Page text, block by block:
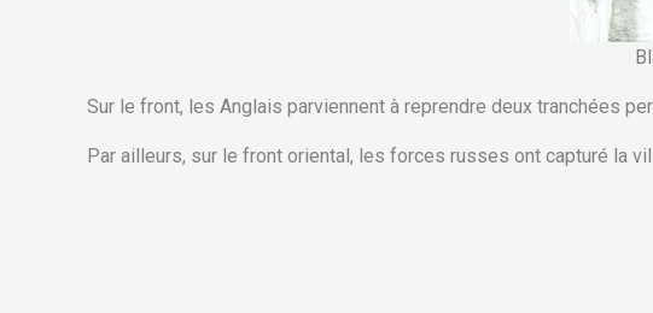
Sur le front, les Anglais parviennent à reprendre deux tranchées
Par ailleurs, sur le front oriental, les forces russes ont capturé la